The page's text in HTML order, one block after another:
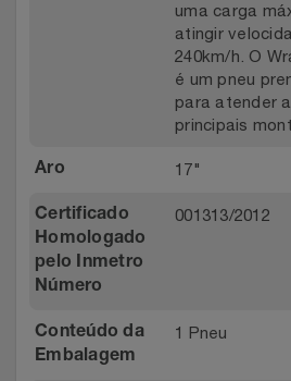
uma carga
atingir
240km/h. O
é um pneu
para atender
principais
Aro 17"
Certificado
Homologado
pelo Inmetro
Número
001313/2012
Conteúdo da
Embalagem
1 Pneu